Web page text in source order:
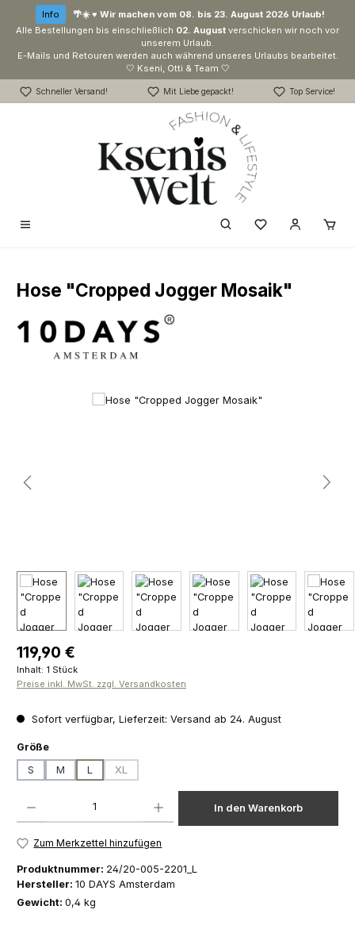
Zum Hauptinhalt springen
Info
🌴☀️ ♥ Wir machen vom 08. bis 23. August 2026 Urlaub!
Alle Bestellungen bis einschließlich 02. August verschicken wir noch vor
unserem Urlaub.
E-Mails und Retouren werden auch während unseres Urlaubs bearbeitet.
🤍 Kseni, Otti & Team 🤍
Schneller Versand! Mit Liebe gepackt! Top Service!
Du hast 0
Hose "Cropped Jogger Mosaik"
Bildergalerie überspringen
Regulärer Preis:
119,90 €
Inhalt: 1 Stück
Preise inkl. MwSt. zzgl. Versandkosten
Sofort verfügbar, Lieferzeit: Versand ab 24. August
Größeauswählen
S
M L XL
(Diese Option ist zurzeit nicht verfügbar.)
In den Warenkorb
Zum Merkzettel hinzufügen
Produktnummer: 24/20-005-2201_L
Hersteller: 10 DAYS Amsterdam
Gewicht: 0,4 kg